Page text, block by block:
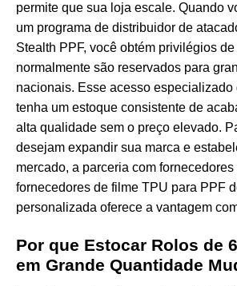
permite que sua loja escale. Quando
um programa de distribuidor de
Stealth PPF, você obtém privilégios
normalmente são reservados para
nacionais. Esse acesso especializado
tenha um estoque consistente de
alta qualidade sem o preço elevado.
desejam expandir sua marca e
mercado, a parceria com
fornecedores de filme TPU para PPF
personalizada oferece a vantagem
Por que Estocar Rolos de
em Grande Quantidade